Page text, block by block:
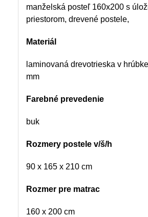
manželská posteľ 160x200 s
priestorom, drevené postele,
Materiál
laminovaná drevotrieska v
mm
Farebné prevedenie
buk
Rozmery postele v/š/h
90 x 165 x 210 cm
Rozmer pre matrac
160 x 200 cm